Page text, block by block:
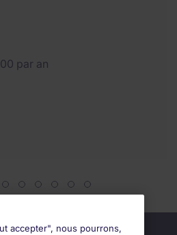
par an
accepter", nous pourrons,